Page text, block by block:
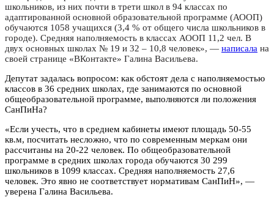
школьников, из них почти в трети школ в 94 классах по
адаптированной основной образовательной программе (АООП)
обучаются 1058 учащихся (3,4 % от общего числа школьников в
городе). Средняя наполняемость в классах АООП 11,2 чел. В
двух основных школах № 19 и 32 – 10,8 человек», — написала на
своей странице «‎ВКонтакте» Галина Васильева.
Депутат задалась вопросом: как обстоят дела с наполняемостью
классов в 36 средних школах, где занимаются по основной
общеобразовательной программе, выполняются ли положения
СанПиНа?
«‎Если учесть, что в среднем кабинеты имеют площадь 50-55
кв.м, посчитать несложно, что по современным меркам они
рассчитаны на 20-22 человек. По общеобразовательной
программе в средних школах города обучаются 30 299
школьников в 1099 классах. Средняя наполняемость 27,6
человек. Это явно не соответствует нормативам СанПиН», —
уверена Галина Васильева.